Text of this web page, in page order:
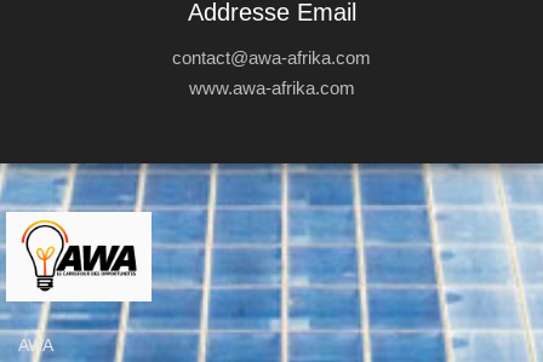
Addresse Email
contact@awa-afrika.com
www.awa-afrika.com
AWA